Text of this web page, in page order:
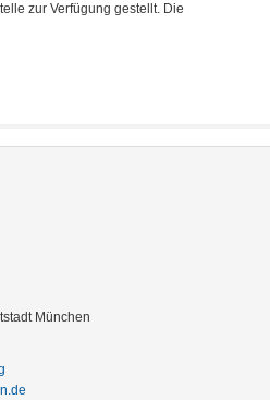
zur Verfügung gestellt. Die
München